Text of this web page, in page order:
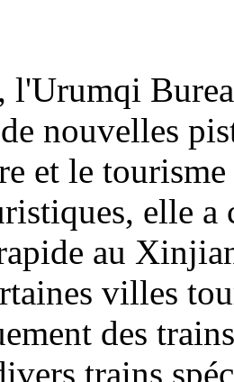
l'Urumqi
nouvelles
et le
elle a
au
villes
des
trains